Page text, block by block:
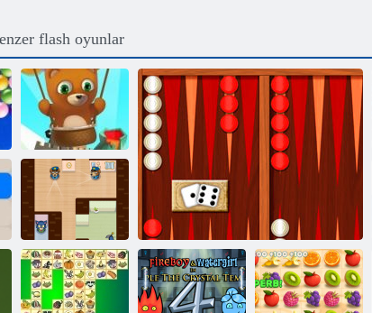
flash oyunlar
Bubble Shooter
Sonsuz
Gizemli James